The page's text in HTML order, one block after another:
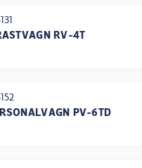
RV-4T
PV-6TD